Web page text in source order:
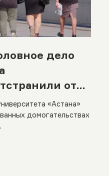
дело
от
«Астана»
домогательствах